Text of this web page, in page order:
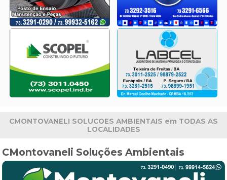
CMONTOVANELI SOLUCOES AMBIENTAIS em TODAS AS
LOCALIDADES
CMontovaneli Soluções Ambientais